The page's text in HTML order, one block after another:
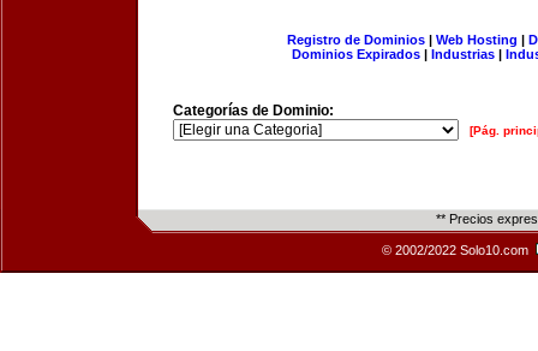
Registro de Dominios| Web Hosting |
Dominios Expirados | Industrias |
Categorías de Dominio:
[Pág.
** Precios
© 2002/2022 Solo10.com